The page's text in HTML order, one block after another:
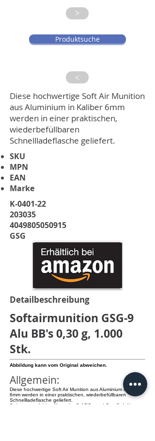
>
Produktsuche
>
Diese hochwertige Soft Air Munition
aus Aluminium in Kaliber 6mm
werden in einer praktischen,
wiederbefüllbaren
Schnellladeflasche geliefert.
K-0401-22
203035
4049805050915
GSG
Detailbeschreibung
Softairmunition GSG-9
Alu BB's 0,30 g, 1.000
Stk.
Abbildung kann vom Original abweichen.
Allgemein:
Diese hochwertige Soft Air Munition aus Aluminium in Kaliber
6mm werden in einer praktischen, wiederbefüllbaren
Schnellladeflasche geliefert.
Sehr zu empfehlen für starke S-AEGs und Gas Soft Air
SKU
MPN
EAN
Marke